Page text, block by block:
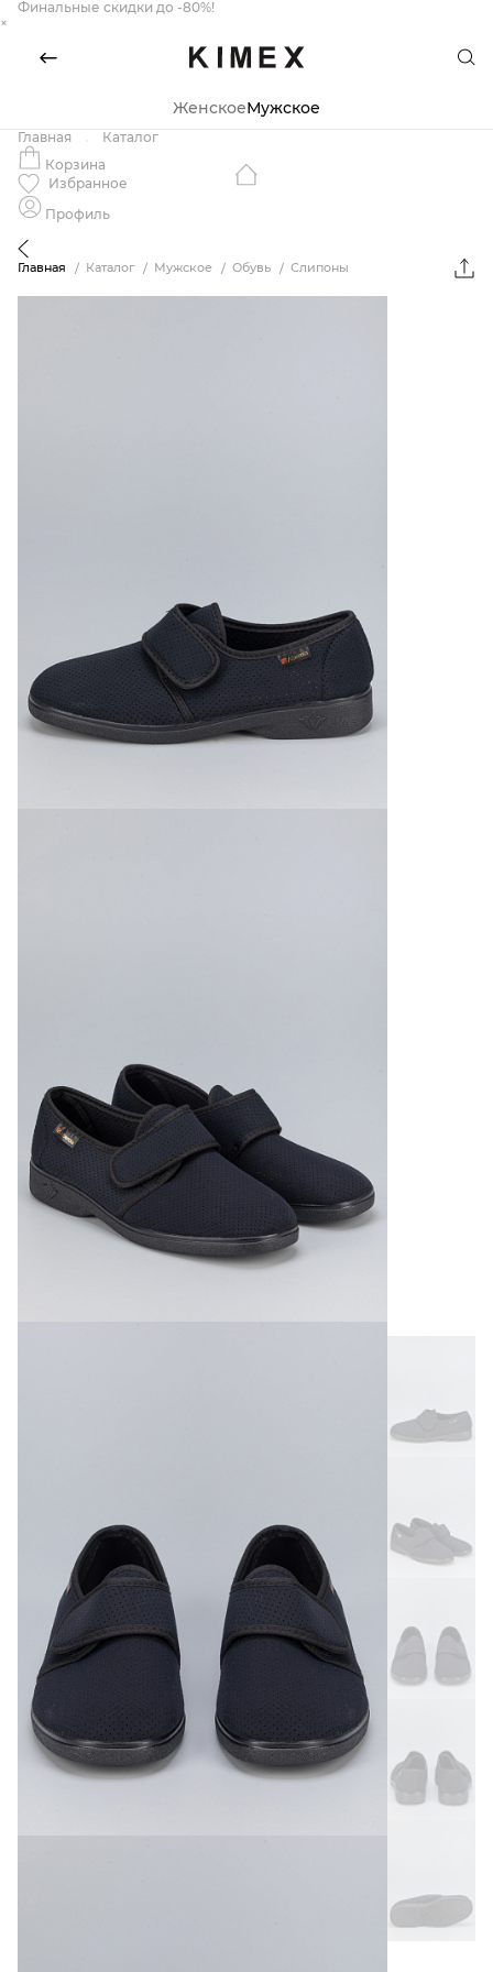
Финальные скидки до -80%!
×
ЖенскоеМужское
Главная
Каталог
Корзина
Избранное
Профиль
Главная Каталог Мужское Обувь Слипоны